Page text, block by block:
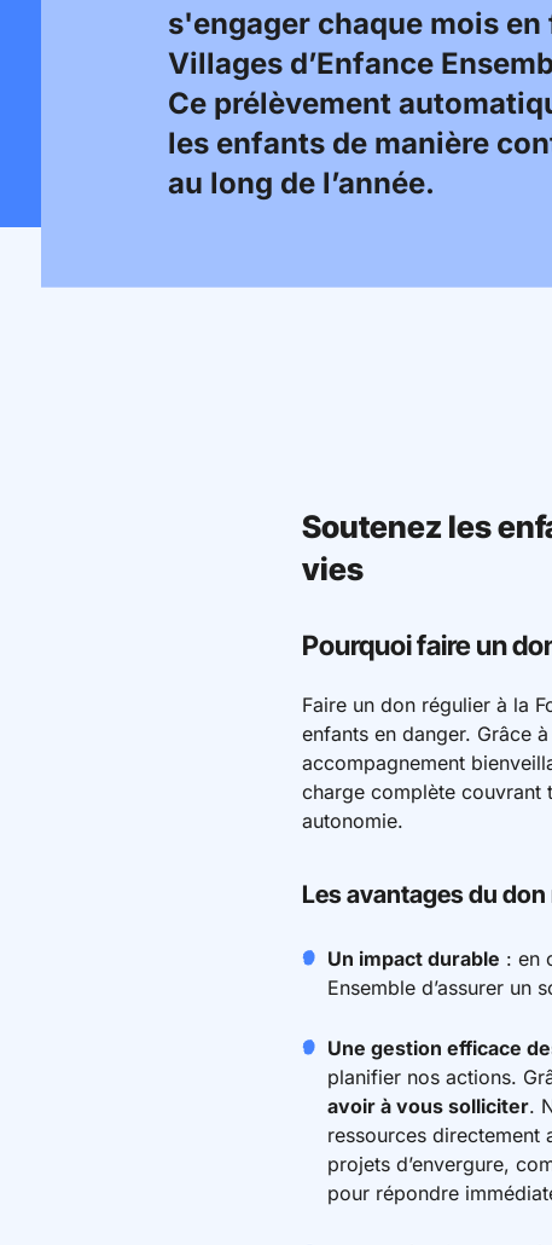
s'engager chaque mois
Villages d’Enfance
Ce prélèvement
les enfants de manière
au long de l’année.
Soutenez les
vies
Pourquoi faire un
Faire un don régulier à la
enfants en danger. Grâce
accompagnement
charge complète couvrant
autonomie.
Les avantages du
Un impact durable : en
Ensemble d’assurer un
Une gestion efficace
planifier nos actions.
avoir à vous solliciter.
ressources directement
projets d’envergure,
pour répondre